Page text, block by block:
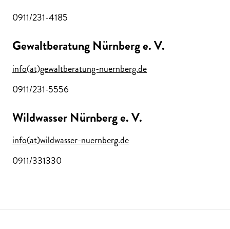
0911/231-4185
Gewaltberatung Nürnberg e. V.
info(at)gewaltberatung-nuernberg.de
0911/231-5556
Wildwasser Nürnberg e. V.
info(at)wildwasser-nuernberg.de
0911/331330